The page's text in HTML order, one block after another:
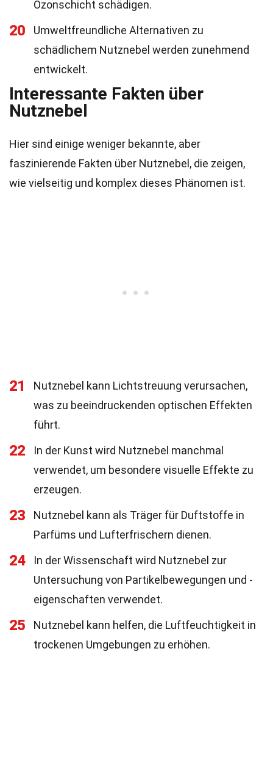
Ozonschicht schädigen.
20
Umweltfreundliche Alternativen zu
schädlichem Nutznebel werden zunehmend
entwickelt.
Interessante Fakten über
Nutznebel
Hier sind einige weniger bekannte, aber
faszinierende Fakten über Nutznebel, die zeigen,
wie vielseitig und komplex dieses Phänomen ist.
21
Nutznebel kann Lichtstreuung verursachen,
was zu beeindruckenden optischen Effekten
führt.
22
In der Kunst wird Nutznebel manchmal
verwendet, um besondere visuelle Effekte zu
erzeugen.
23
Nutznebel kann als Träger für Duftstoffe in
Parfüms und Lufterfrischern dienen.
24
In der Wissenschaft wird Nutznebel zur
Untersuchung von Partikelbewegungen und -
eigenschaften verwendet.
25
Nutznebel kann helfen, die Luftfeuchtigkeit in
trockenen Umgebungen zu erhöhen.